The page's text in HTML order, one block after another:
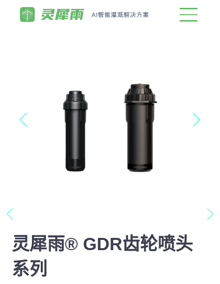
灵犀雨® GDR齿轮喷头
系列